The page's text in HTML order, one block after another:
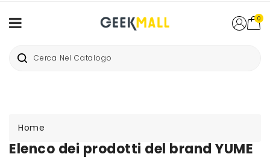
0
Home
Elenco dei prodotti del brand YUME